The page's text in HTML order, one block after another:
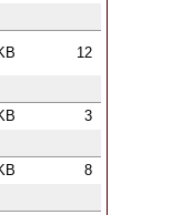
12
3
8